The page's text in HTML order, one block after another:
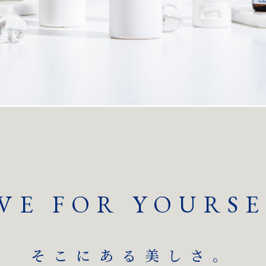
FOR
そこにある美しさ。